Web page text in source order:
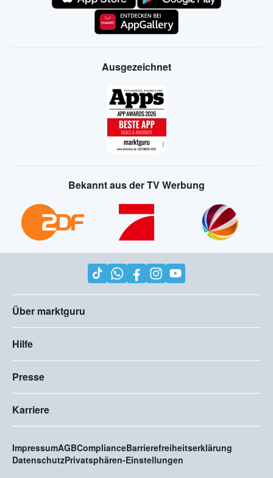
Ausgezeichnet
Bekannt aus der TV Werbung
Über marktguru
Hilfe
Presse
Karriere
ImpressumAGBComplianceBarrierefreiheitserklärung
DatenschutzPrivatsphären-Einstellungen